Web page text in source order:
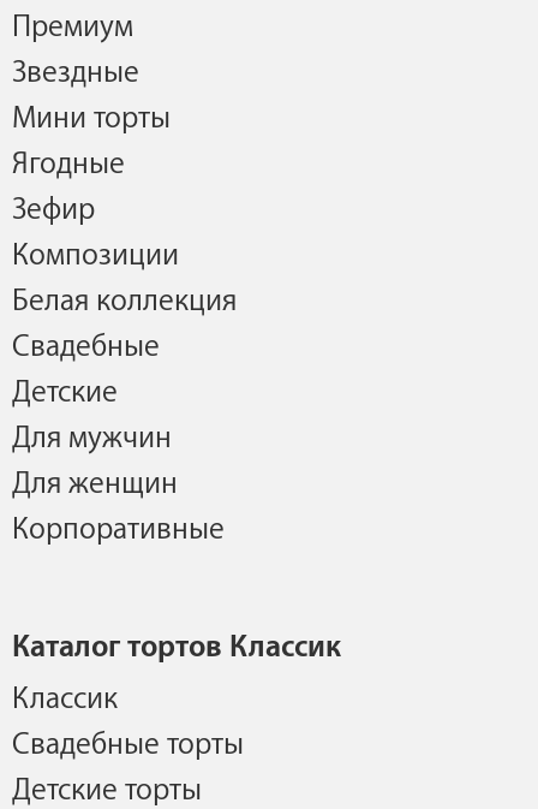
Премиум
Звездные
Мини торты
Ягодные
Зефир
Композиции
Белая коллекция
Свадебные
Детские
Для мужчин
Для женщин
Корпоративные
Каталог тортов Классик
Классик
Свадебные торты
Детские торты